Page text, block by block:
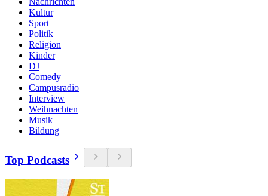
Kultur
Sport
Politik
Religion
Kinder
DJ
Comedy
Campusradio
Interview
Weihnachten
Musik
Bildung
Top Podcasts